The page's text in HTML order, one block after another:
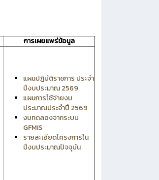
การเผยแพร่ข้อมูล
แผนปฏิบัติราชการ ประจำ
ปีงบประมาณ 2569
แผนการใช้จ่ายงบ
ประมาณประจำปี 2569
งบทดลองจากระบบ
GFMIS
รายละเอียดโครงการใน
ปีงบประมาณปัจจุบัน